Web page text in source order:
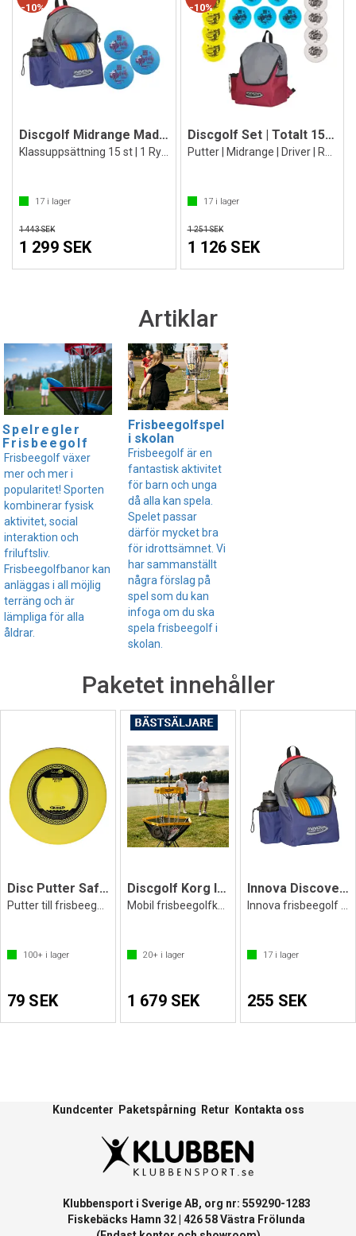
10%
Discgolf Midrange Mad Mission ArcticLine
17 i lager
1 443 SEK
1 299 SEK
10%
Discgolf Set | Totalt 15 discar
17i lager
1 251 SEK
1 126 SEK
Artiklar
Spelregler
Frisbeegolf
Frisbeegolf växer
mer och mer i
popularitet! Sporten
kombinerar fysisk
aktivitet, social
interaktion och
friluftsliv.
Frisbeegolfbanor kan
anläggas i all möjlig
terräng och är
lämpliga för alla
åldrar.
Frisbeegolfspel
i skolan
Frisbeegolf är en
fantastisk aktivitet
för barn och unga
då alla kan spela.
Spelet passar
därför mycket bra
för idrottsämnet. Vi
har sammanställt
några förslag på
spel som du kan
infoga om du ska
spela frisbeegolf i
skolan.
Paketet innehåller
Disc Putter SafetyLine Cumulus
100+ i lager
79 SEK
Discgolf Korg Innova Traveller
20+ i lager
1 679 SEK
Innova Discover Backpack blå/grå
17 i lager
255 SEK
Kundcenter Paketspårning Retur Kontakta oss
Klubbensport i Sverige AB, org nr: 559290-1283
Fiskebäcks Hamn 32 | 426 58 Västra Frölunda